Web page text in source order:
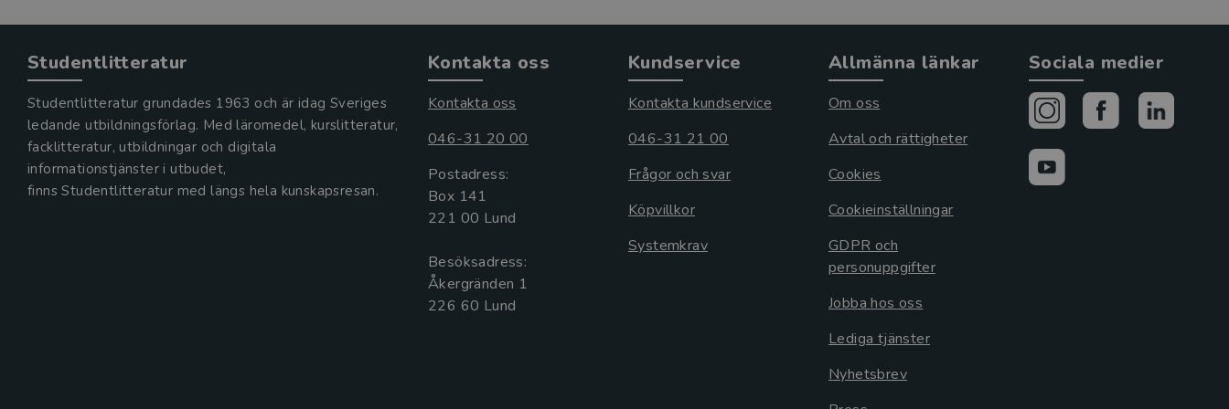
Studentlitteratur
Studentlitteratur grundades 1963 och är idag Sveriges
ledande utbildningsförlag. Med läromedel, kurslitteratur,
facklitteratur, utbildningar och digitala
informationstjänster i utbudet,
finns Studentlitteratur med längs hela kunskapsresan.
Kontakta oss
Kontakta oss
046-31 20 00
Postadress:
Box 141
221 00 Lund
Besöksadress:
Åkergränden 1
Kundservice
Kontakta kundservice
046-31 21 00
Frågor och svar
Köpvillkor
Systemkrav
Allmänna länkar
Om oss
Avtal och rättigheter
Cookies
Cookieinställningar
GDPR och
personuppgifter
Jobba hos oss
Lediga tjänster
Nyhetsbrev
Sociala medier